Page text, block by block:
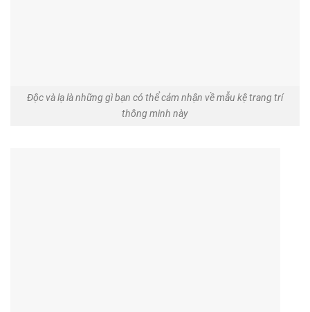
Độc và lạ là những gì bạn có thể cảm nhận về mẫu kệ trang trí
thông minh này